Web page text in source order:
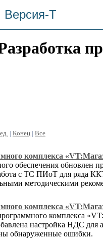
Версия-Т
| Конец | Все
комплекса
обеспечения обновлен
с ТС ПИоТ для ряда
методическими
комплекса
комплекса
настройка НДС для
обнаруженные ошибки.